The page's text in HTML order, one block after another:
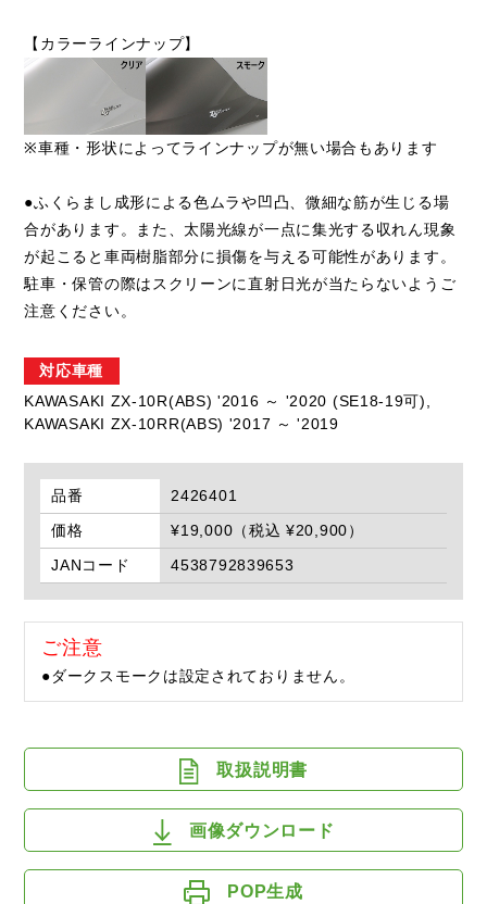
【カラーラインナップ】
※車種・形状によってラインナップが無い場合もあります
●ふくらまし成形による色ムラや凹凸、微細な筋が生じる場
合があります。また、太陽光線が一点に集光する収れん現象
が起こると車両樹脂部分に損傷を与える可能性があります。
駐車・保管の際はスクリーンに直射日光が当たらないようご
注意ください。
対応車種
KAWASAKI ZX-10R(ABS) '2016 ～ '2020 (SE18-19可),
KAWASAKI ZX-10RR(ABS) '2017 ～ '2019
品番
2426401
価格
¥19,000（税込 ¥20,900）
JANコード
4538792839653
ご注意
●ダークスモークは設定されておりません。
取扱説明書
画像ダウンロード
POP生成